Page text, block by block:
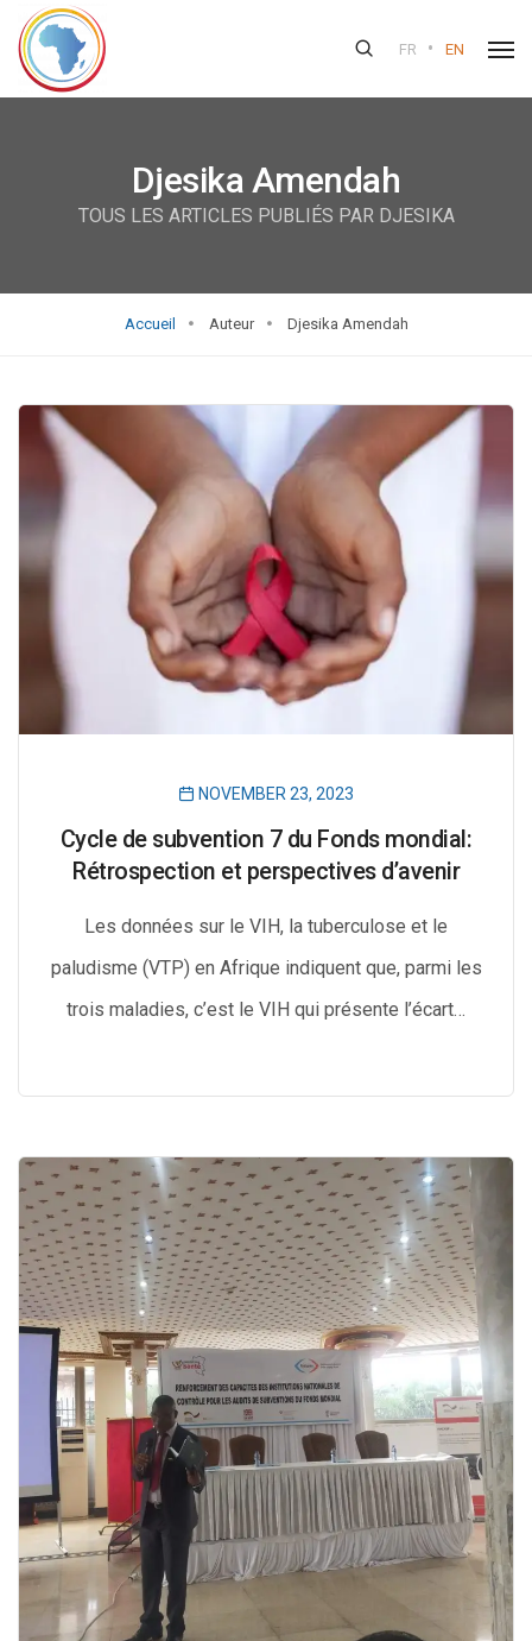
FR • EN
Djesika Amendah
TOUS LES ARTICLES PUBLIÉS PAR DJESIKA
Accueil Auteur Djesika Amendah
NOVEMBER 23, 2023
Cycle de subvention 7 du Fonds mondial:
Rétrospection et perspectives d’avenir
Les données sur le VIH, la tuberculose et le
paludisme (VTP) en Afrique indiquent que, parmi les
trois maladies, c’est le VIH qui présente l’écart…